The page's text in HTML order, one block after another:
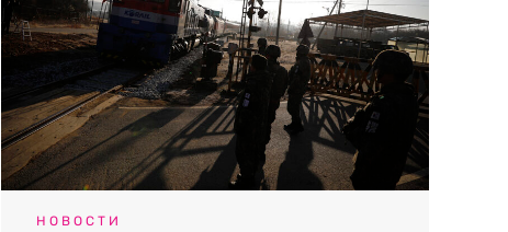
НОВОСТИ